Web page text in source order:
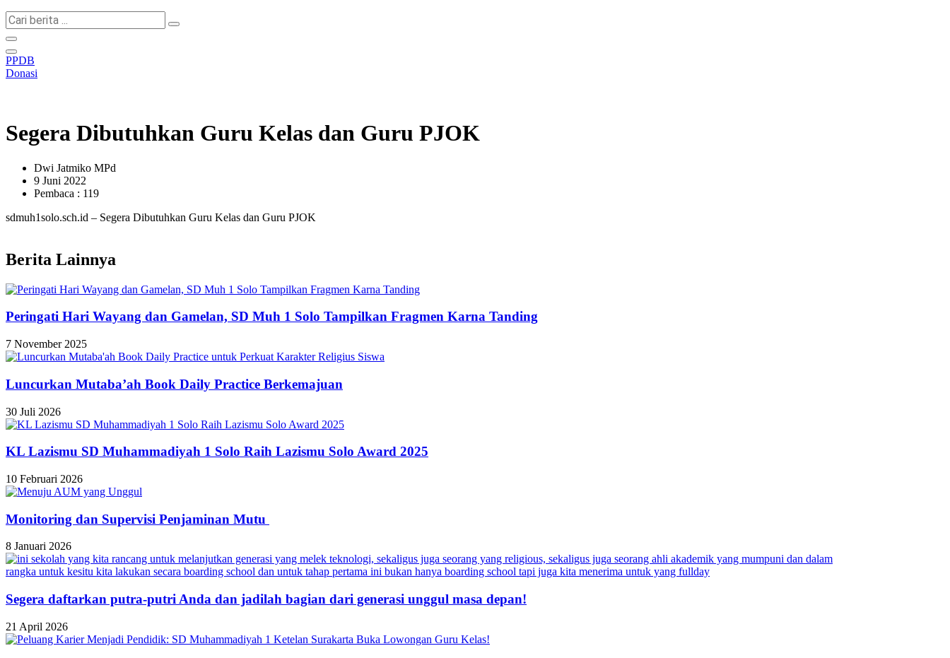
Cari
berita
...
PPDB
Donasi
Segera Dibutuhkan Guru Kelas dan Guru PJOK
Dwi Jatmiko MPd
9 Juni 2022
Pembaca : 119
sdmuh1solo.sch.id – Segera Dibutuhkan Guru Kelas dan Guru PJOK
Berita Lainnya
Peringati Hari Wayang dan Gamelan, SD Muh 1 Solo Tampilkan Fragmen Karna Tanding
7 November 2025
Luncurkan Mutaba’ah Book Daily Practice Berkemajuan
30 Juli 2026
KL Lazismu SD Muhammadiyah 1 Solo Raih Lazismu Solo Award 2025
10 Februari 2026
Monitoring dan Supervisi Penjaminan Mutu
8 Januari 2026
Segera daftarkan putra-putri Anda dan jadilah bagian dari generasi unggul masa depan!
21 April 2026